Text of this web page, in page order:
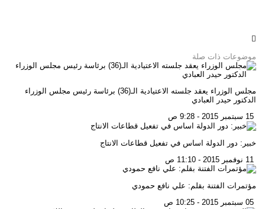
موضوعات ذات صلة
مجلس الوزراء يعقد جلسته الاعتيادية الـ(36) برئاسة رئيس مجلس الوزراء
الدكتور حيدر العبادي
خبير: دور الدولة اساس في تفعيل قطاعات الانتاج
مؤتمرات الفتنة بقلم: علي نافع حمودي